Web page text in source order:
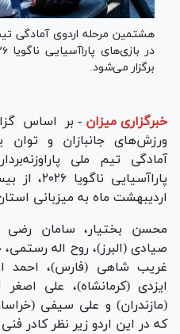
هشتمین مرحله اردوی آمادگی
برگزار می‌شود.
خبرگزاری میزان - بر اساس
ورزش‌های جانبازان و توان
آمادگی تیم ملی
اردیبهشت ماه به میزبانی
محسن بختیار، سامان رضی
صیادی (البرز)، روح اله
غریب شاهی (فارس)، احمد
ایزدی (کرمانشاه)، علی
(مازندران) و علی سیفی
که در این اردو زیر نظر کادر